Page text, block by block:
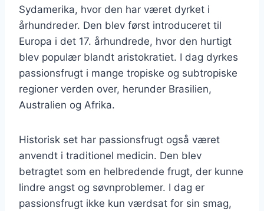
Sydamerika, hvor den har været dyrket i
århundreder. Den blev først introduceret til
Europa i det 17. århundrede, hvor den hurtigt
blev populær blandt aristokratiet. I dag dyrkes
passionsfrugt i mange tropiske og subtropiske
regioner verden over, herunder Brasilien,
Australien og Afrika.
Historisk set har passionsfrugt også været
anvendt i traditionel medicin. Den blev
betragtet som en helbredende frugt, der kunne
lindre angst og søvnproblemer. I dag er
passionsfrugt ikke kun værdsat for sin smag,